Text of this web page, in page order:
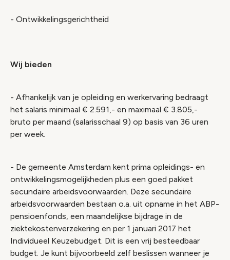
- Ontwikkelingsgerichtheid
Wij bieden
- Afhankelijk van je opleiding en werkervaring bedraagt
het salaris minimaal € 2.591,- en maximaal € 3.805,-
bruto per maand (salarisschaal 9) op basis van 36 uren
per week.
- De gemeente Amsterdam kent prima opleidings- en
ontwikkelingsmogelijkheden plus een goed pakket
secundaire arbeidsvoorwaarden. Deze secundaire
arbeidsvoorwaarden bestaan o.a. uit opname in het ABP-
pensioenfonds, een maandelijkse bijdrage in de
ziektekostenverzekering en per 1 januari 2017 het
Individueel Keuzebudget. Dit is een vrij besteedbaar
budget. Je kunt bijvoorbeeld zelf beslissen wanneer je